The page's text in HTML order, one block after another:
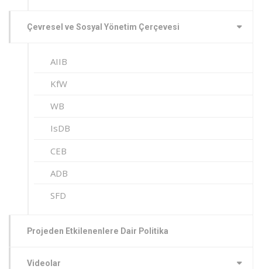
Çevresel ve Sosyal Yönetim Çerçevesi
AIIB
KfW
WB
IsDB
CEB
ADB
SFD
Projeden Etkilenenlere Dair Politika
Videolar